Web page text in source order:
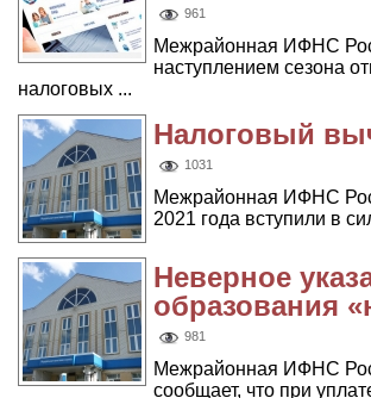
961
Межрайонная ИФНС
наступлением сезона
налоговых ...
Налоговый
1031
Межрайонная ИФНС
2021 года вступили в
Неверное
образования
981
Межрайонная ИФНС
сообщает, что при